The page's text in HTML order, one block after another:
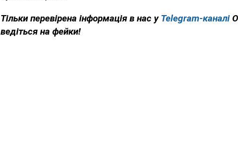
Тільки перевірена інформація в нас у Telegram-каналі
ведіться на фейки!